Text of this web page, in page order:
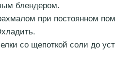
блендером.
при постоянном
со щепоткой соли до